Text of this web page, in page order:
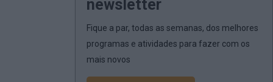
newsletter
Fique a par, todas as semanas, dos melhores
programas e atividades para fazer com os
mais novos